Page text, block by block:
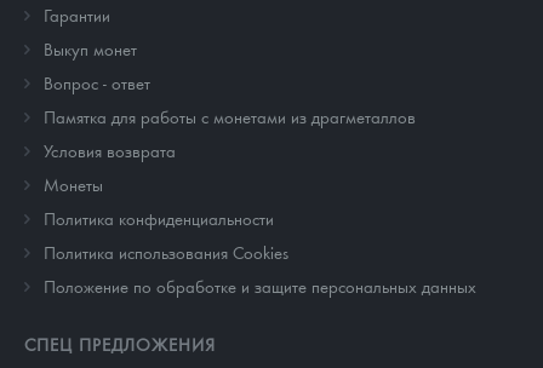
Гарантии
Выкуп монет
Вопрос - ответ
Памятка для работы с монетами из драгметаллов
Условия возврата
Монеты
Политика конфиденциальности
Политика использования Cookies
Положение по обработке и защите персональных данных
СПЕЦ ПРЕДЛОЖЕНИЯ